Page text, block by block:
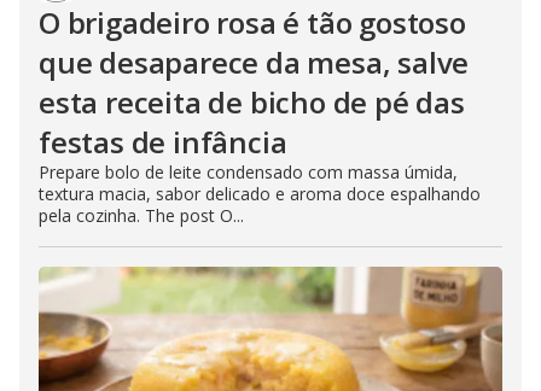
O brigadeiro rosa é tão gostoso
que desaparece da mesa, salve
esta receita de bicho de pé das
festas de infância
Prepare bolo de leite condensado com massa úmida,
textura macia, sabor delicado e aroma doce espalhando
pela cozinha. The post O...